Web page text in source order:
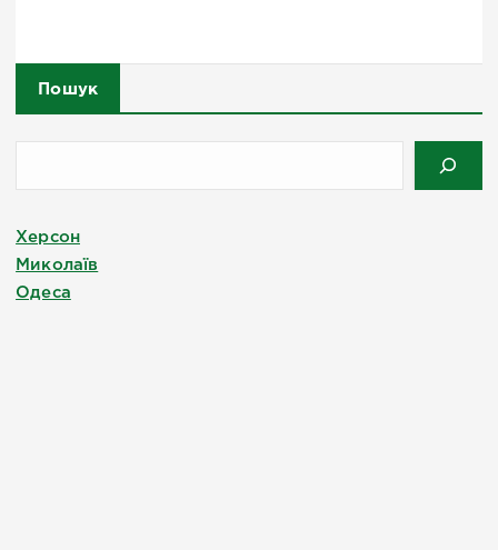
Пошук
Херсон
Миколаїв
Одеса